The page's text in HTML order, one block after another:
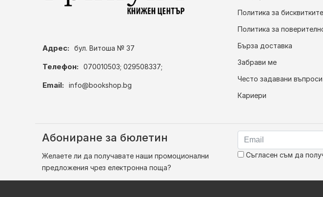
Адрес: бул. Витоша № 37
Телефон: 070010503; 029508337;
Email: info@bookshop.bg
Политика за бисквитките
Политика за
Бърза доставка
Забрави ме
Често задавани въпроси
Кариери
Абониране за бюлетин
Желаете ли да получавате наши промоционални
предложения чрез електронна поща?
Съгласен съм да